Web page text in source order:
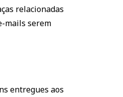
relacionadas
mails serem
entregues aos